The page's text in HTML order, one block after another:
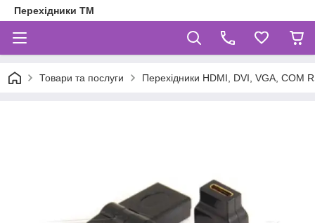
Перехідники ТМ
Товари та послуги Перехідники HDMI, DVI, VGA, COM